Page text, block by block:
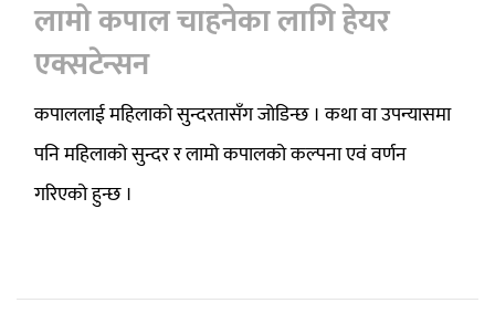
लामो कपाल चाहनेका लागि हेयर
एक्सटेन्सन
कपाललाई महिलाको सुन्दरतासँग जोडिन्छ । कथा वा उपन्यासमा
पनि महिलाको सुन्दर र लामो कपालको कल्पना एवं वर्णन
गरिएको हुन्छ ।